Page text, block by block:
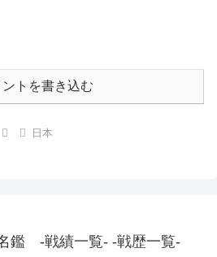
ントを書き込む
日本
鑑 -戦績一覧- -戦歴一覧-